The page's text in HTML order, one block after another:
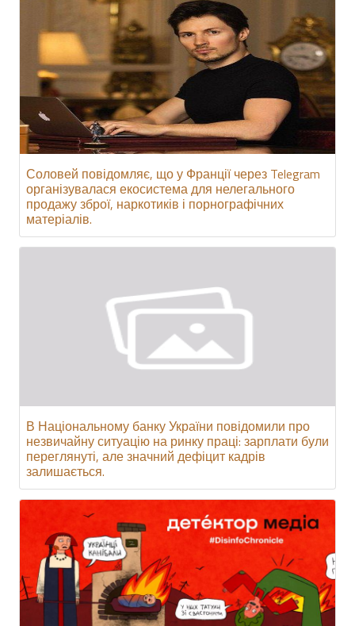
Соловей повідомляє, що у Франції через Telegram
організувалася екосистема для нелегального
продажу зброї, наркотиків і порнографічних
матеріалів.
В Національному банку України повідомили про
незвичайну ситуацію на ринку праці: зарплати були
переглянуті, але значний дефіцит кадрів
залишається.